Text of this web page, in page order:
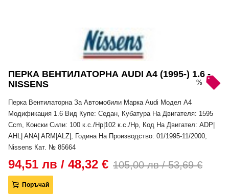
ПЕРКА ВЕНТИЛАТОРНА AUDI A4 (1995-) 1.6 -
NISSENS
Перка Вентилаторна За Автомобили Марка Audi Модел A4
Модификация 1.6 Вид Купе: Седан, Кубатура На Двигателя: 1595
Ccm, Конски Сили: 100 к.с./Hp|102 к.с./Hp, Код На Двигател: ADP|
AHL| ANA| ARM|ALZ|, Година На Производство: 01/1995-11/2000,
Nissens Кат. № 85664
94,51 лв / 48,32 € 105,00 лв / 53,69 €
%
Поръчай